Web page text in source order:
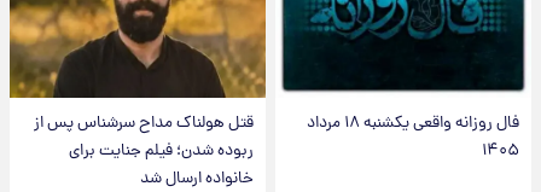
فال روزانه واقعی یکشنبه ۱۸ مرداد
۱۴۰۵
قتل هولناک مداح سرشناس پس از
ربوده شدن؛ فیلم جنایت برای
خانواده ارسال شد